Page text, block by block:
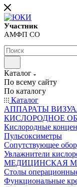
Участник
АМФП СО
Каталог
По всему сайту
По каталогу
Каталог
АППАРАТЫ
КИСЛОРОДНОЕ
Кислородные
Пульсоксиметры
Сопутствующее
Увлажнители
МЕДИЦИНСКАЯ
Столы
Функциональные